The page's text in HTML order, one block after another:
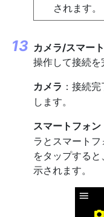
されます。
カメラ/スマー
操作して接続を
カメラ ：接続
します。
スマートフォン
ラとスマートフ
をタップする
示されます。